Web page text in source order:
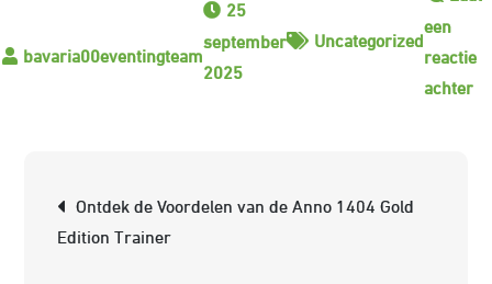
25
september
2025
Uncategorized
een
reactie
achterop
Ontdek de Voordelen van de Anno 1404 Gold
Edition Trainer